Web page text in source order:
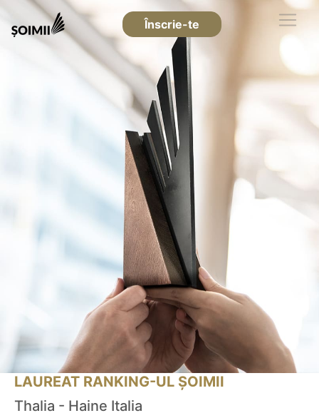
Înscrie-te
LAUREAT RANKING-UL ȘOIMII
Thalia - Haine Italia